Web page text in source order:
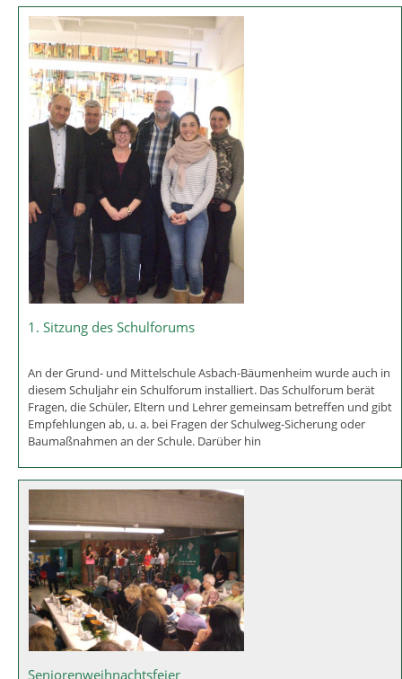
Krippengestaltung in Bäumenheim
Krippen der besonderen Art wurden von Schülerinnen und Schülern
der Grund- und Mittelschule Asbach-Bäumenheim hergestellt. Alte
Computer wurden ausgeschlachtet und aus den den Bauteilen
wurden dann Krippen gebaut.
1. Sitzung des Schulforums
An der Grund- und Mittelschule Asbach-Bäumenheim wurde auch in
diesem Schuljahr ein Schulforum installiert. Das Schulforum berät
Fragen, die Schüler, Eltern und Lehrer gemeinsam betreffen und gibt
Empfehlungen ab, u. a. bei Fragen der Schulweg-Sicherung oder